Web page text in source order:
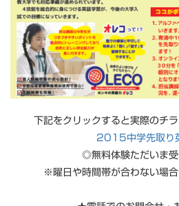
下記をクリックすると実際のチ
2015中学先取り
◎無料体験ただいま受
※曜日や時間帯が合わない場合